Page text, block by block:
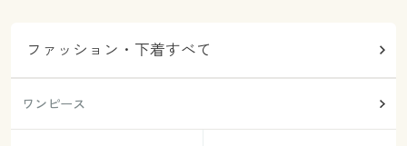
ファッション・下着すべて
ワンピース